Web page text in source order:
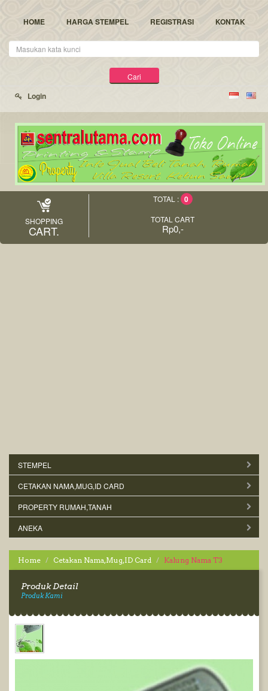
HOME HARGA STEMPEL REGISTRASI KONTAK
Kunci
Cari
Login
SHOPPING
CART.
TOTAL : 0
TOTAL CART
Rp0,-
STEMPEL
CETAKAN NAMA,MUG,ID CARD
PROPERTY RUMAH,TANAH
ANEKA
Home Cetakan Nama,Mug,ID Card Kalung Nama T3
Produk Detail
Produk Kami